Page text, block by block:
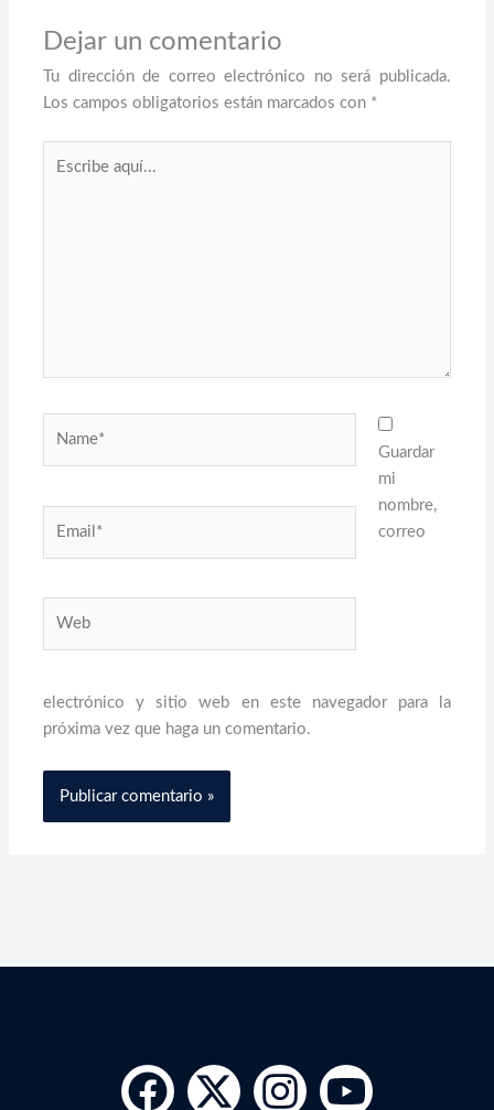
Dejar un comentario
Tu dirección de correo electrónico no será publicada.
Los campos obligatorios están marcados con *
Guardar
mi
nombre,
correo
electrónico y sitio web en este navegador para la
próxima vez que haga un comentario.